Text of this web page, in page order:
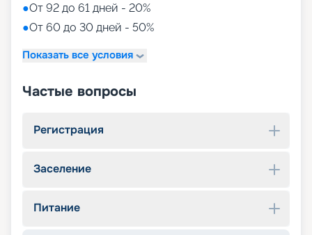
●От 92 до 61 дней - 20%
●От 60 до 30 дней - 50%
Показать все условия
Частые вопросы
Регистрация
Заселение
Питание